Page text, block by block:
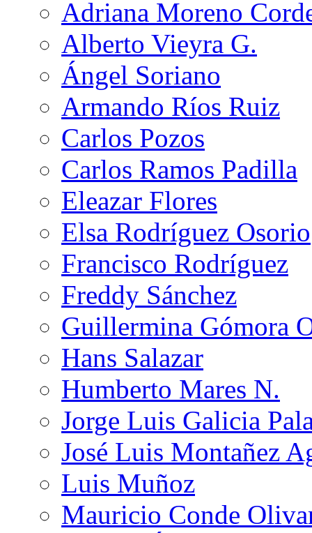
Adriana Moreno
Alberto Vieyra G.
Ángel Soriano
Armando Ríos Ruiz
Carlos Pozos
Carlos Ramos Padilla
Eleazar Flores
Elsa Rodríguez Osorio
Francisco Rodríguez
Freddy Sánchez
Guillermina Gómora
Hans Salazar
Humberto Mares N.
Jorge Luis Galicia
José Luis Montañez
Luis Muñoz
Mauricio Conde